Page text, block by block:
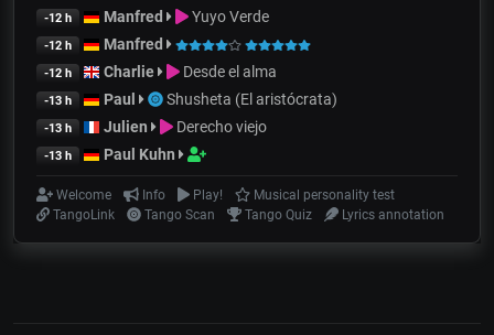
-12 h Manfred Yuyo Verde
-12 h Manfred
-12 h Charlie Desde el alma
-13 h Paul Shusheta (El aristócrata)
-13 h Julien Derecho viejo
-13 h Paul Kuhn
Welcome Info Play!
Musical personality test
TangoLink
Tango Scan Tango Quiz Lyrics annotation